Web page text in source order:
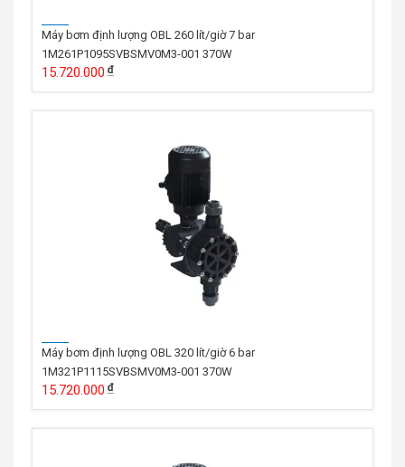
Máy bơm định lượng OBL 260 lít/giờ 7 bar
1M261P1095SVBSMV0M3-001 370W
15.720.000
Máy bơm định lượng OBL 320 lít/giờ 6 bar
1M321P1115SVBSMV0M3-001 370W
15.720.000